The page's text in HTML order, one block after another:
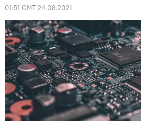
01:51 GMT 24.08.2021